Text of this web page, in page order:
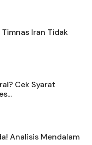
Timnas Iran Tidak
Cek Syarat
Analisis Mendalam